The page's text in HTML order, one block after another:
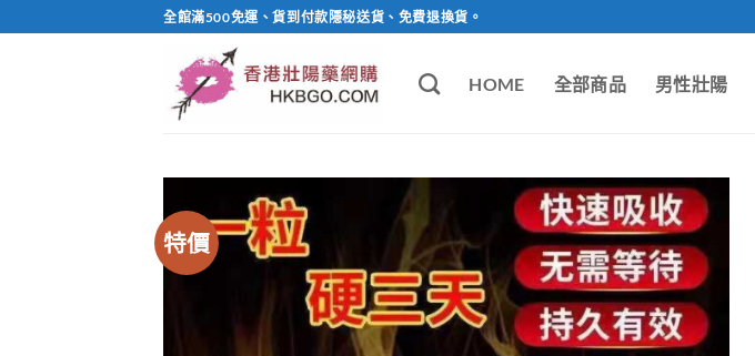
to
全館滿500免運、貨到付款隱秘送貨、免費退換貨。
HOME 全部商品 男性壯陽
特價